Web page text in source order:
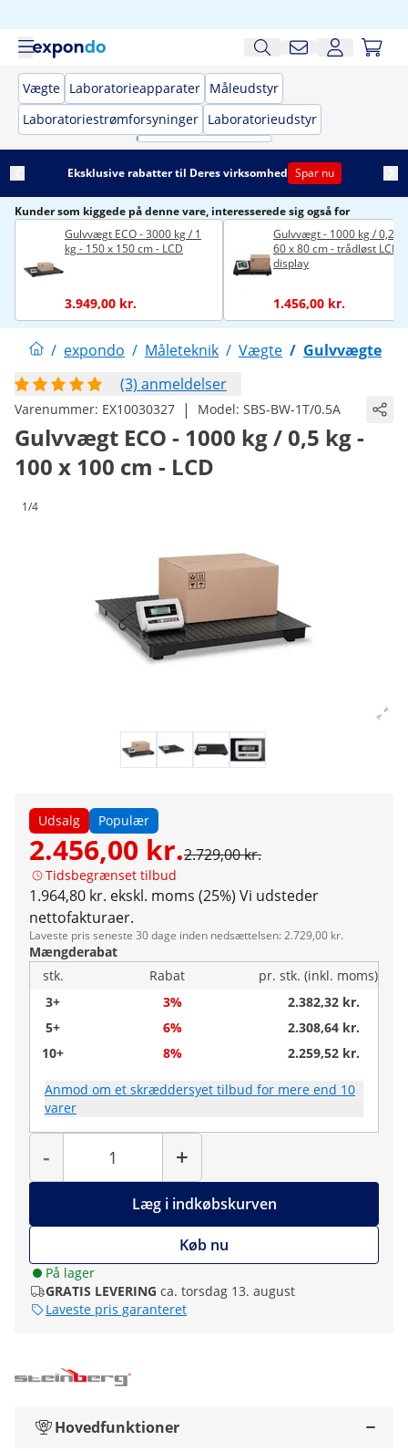
Vægte Laboratorieapparater Måleudstyr
Laboratoriestrømforsyninger Laboratorieudstyr
Eksklusive rabatter til Deres virksomhed Spar nu
Kunder som kiggede på denne vare, interesserede sig også for
Gulvvægt ECO - 3000 kg / 1
kg - 150 x 150 cm - LCD
3.949,00 kr.
Gulvvægt - 1000 kg / 0,2
60 x 80 cm - trådløst LCD-
display
1.456,00 kr.
/ expondo / Måleteknik / Vægte / Gulvvægte
(3) anmeldelser
Varenummer: EX10030327 | Model: SBS-BW-1T/0.5A
Gulvvægt ECO - 1000 kg / 0,5 kg -
100 x 100 cm - LCD
1/4
Udsalg Populær
2.456,00 kr.2.729,00 kr.
Tidsbegrænset tilbud
1.964,80 kr. ekskl. moms (25%) Vi udsteder
nettofakturaer.
Laveste pris seneste 30 dage inden nedsættelsen: 2.729,00 kr.
Mængderabat
stk.
Rabat
pr. stk. (inkl. moms)
3+
3%
2.382,32 kr.
5+
6%
2.308,64 kr.
10+
8% 2.259,52 kr.
Anmod om et skræddersyet tilbud for mere end 10
varer
-
Antal
+
Læg i indkøbskurven
Køb nu
På lager
GRATIS LEVERING ca. torsdag 13. august
Laveste pris garanteret
Hovedfunktioner